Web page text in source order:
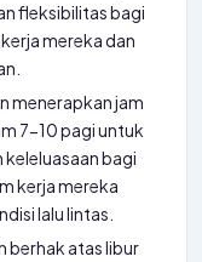
fleksibilitas bagi
mereka dan
menerapkan jam
7-10 pagi untuk
keleluasaan bagi
kerja mereka
lalu lintas.
berhak atas libur